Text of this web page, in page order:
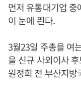
먼저 유통대기업
이 눈에 띈다.
3월23일 주총을 여
을 신규 사외이사
원정희 전 부산지